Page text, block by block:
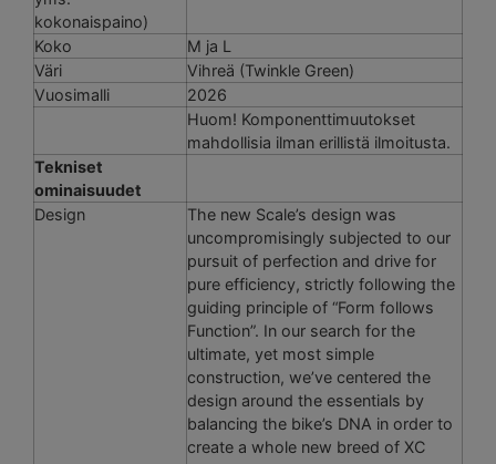
kokonaispaino)
Koko
M ja L
Väri
Vihreä (Twinkle Green)
Vuosimalli
2026
Huom! Komponenttimuutokset
mahdollisia ilman erillistä ilmoitusta.
Tekniset
ominaisuudet
Design
The new Scale’s design was
uncompromisingly subjected to our
pursuit of perfection and drive for
pure efficiency, strictly following the
guiding principle of “Form follows
Function”. In our search for the
ultimate, yet most simple
construction, we’ve centered the
design around the essentials by
balancing the bike’s DNA in order to
create a whole new breed of XC